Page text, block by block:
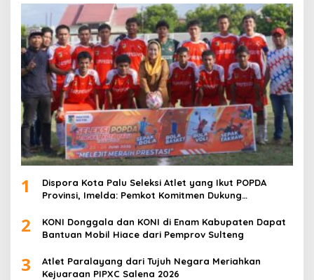
1
Dispora Kota Palu Seleksi Atlet yang Ikut POPDA
Provinsi, Imelda: Pemkot Komitmen Dukung
2
KONI Donggala dan KONI di Enam Kabupaten Dapat
Bantuan Mobil Hiace dari Pemprov Sulteng
3
Atlet Paralayang dari Tujuh Negara Meriahkan
Kejuaraan PIPXC Salena 2026